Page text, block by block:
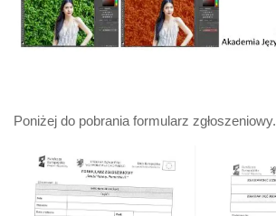
Poniżej do pobrania formularz zgłoszeniowy.